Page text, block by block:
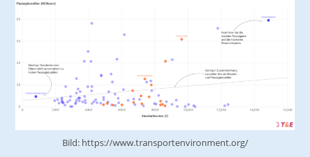
Bild: https://www.transportenvironment.org/